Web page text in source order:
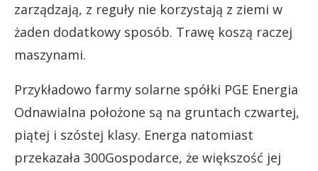
zarządzają, z reguły nie korzystają z ziemi w
żaden dodatkowy sposób. Trawę koszą raczej
maszynami.
Przykładowo farmy solarne spółki PGE Energia
Odnawialna położone są na gruntach czwartej,
piątej i szóstej klasy. Energa natomiast
przekazała 300Gospodarce, że większość jej